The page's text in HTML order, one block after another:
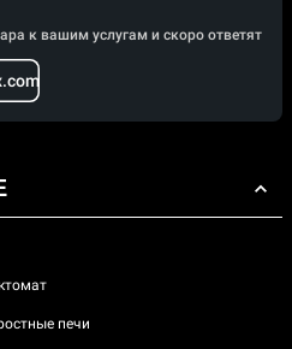
к вашим услугам и скоро ответят
печи